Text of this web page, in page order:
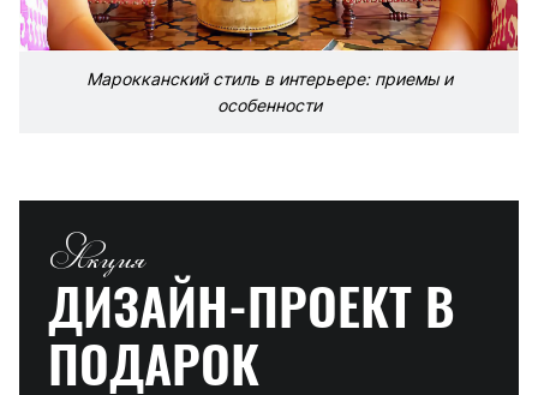
Марокканский стиль в интерьере: приемы и
особенности
Акция
ДИЗАЙН-ПРОЕКТ В
ПОДАРОК